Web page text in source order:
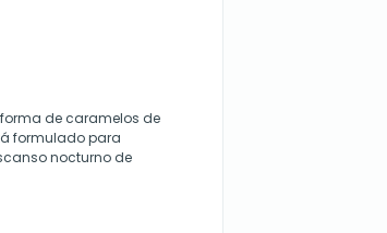
de caramelos de
formulado para
nocturno de